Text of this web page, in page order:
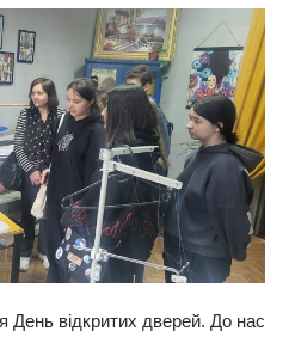
День відкритих дверей. До нас